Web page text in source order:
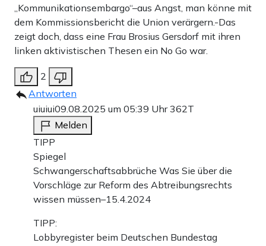
„Kommunikationsembargo“–aus Angst, man könne mit
dem Kommissionsbericht die Union verärgern.-Das
zeigt doch, dass eine Frau Brosius Gersdorf mit ihren
linken aktivistischen Thesen ein No Go war.
2
Antworten
uiuiui09.08.2025 um 05:39 Uhr362T
Melden
TIPP
Spiegel
Schwangerschaftsabbrüche Was Sie über die
Vorschläge zur Reform des Abtreibungsrechts
wissen müssen–15.4.2024
TIPP:
Lobbyregister beim Deutschen Bundestag